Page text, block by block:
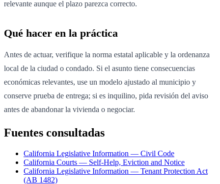
relevante aunque el plazo parezca correcto.
Qué hacer en la práctica
Antes de actuar, verifique la norma estatal aplicable y la ordenanza
local de la ciudad o condado. Si el asunto tiene consecuencias
económicas relevantes, use un modelo ajustado al municipio y
conserve prueba de entrega; si es inquilino, pida revisión del aviso
antes de abandonar la vivienda o negociar.
Fuentes consultadas
California Legislative Information — Civil Code
California Courts — Self-Help, Eviction and Notice
California Legislative Information — Tenant Protection Act
(AB 1482)